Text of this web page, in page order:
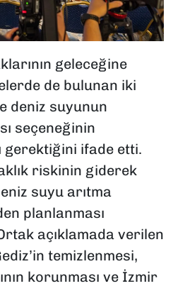
geleceğine
de bulunan iki
deniz suyunun
seçeneğinin
gerektiğini ifade etti.
riskinin giderek
suyu arıtma
planlanması
açıklamada verilen
temizlenmesi,
korunması ve İzmir